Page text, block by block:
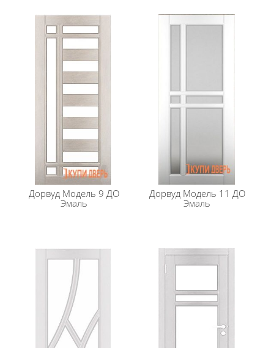
Дорвуд Модель 9 ДО
Эмаль
Дорвуд Модель 11 ДО
Эмаль